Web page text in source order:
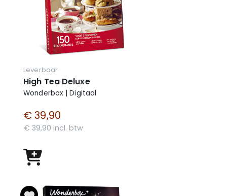
Leverbaar
High Tea Deluxe
Wonderbox | Digitaal
€ 39,90
€ 39,90 incl. btw